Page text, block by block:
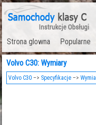
Strona glowna Popularne
Volvo C30: Wymiary
Volvo C30 –> Specyfikacje –>